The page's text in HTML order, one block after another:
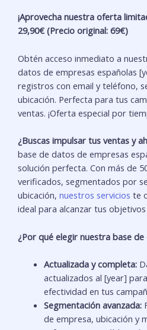
Valladolid
cantidad
¡Aprovecha nuestra oferta
29,90€ (Precio original: 69€)
Obtén acceso inmediato a
datos de empresas españolas
registros con email y teléfono,
ubicación. Perfecta para tus
ventas. ¡Oferta especial por
¿Buscas impulsar tus ventas y
base de datos de empresas
solución perfecta. Con más de
verificados, segmentados por
ubicación, nuestros servicios te
ideal para alcanzar tus
¿Por qué elegir nuestra base
Actualizada y completa:
actualizados al [year]
efectividad en tus
Segmentación avanzada:
de empresa, ubicación y